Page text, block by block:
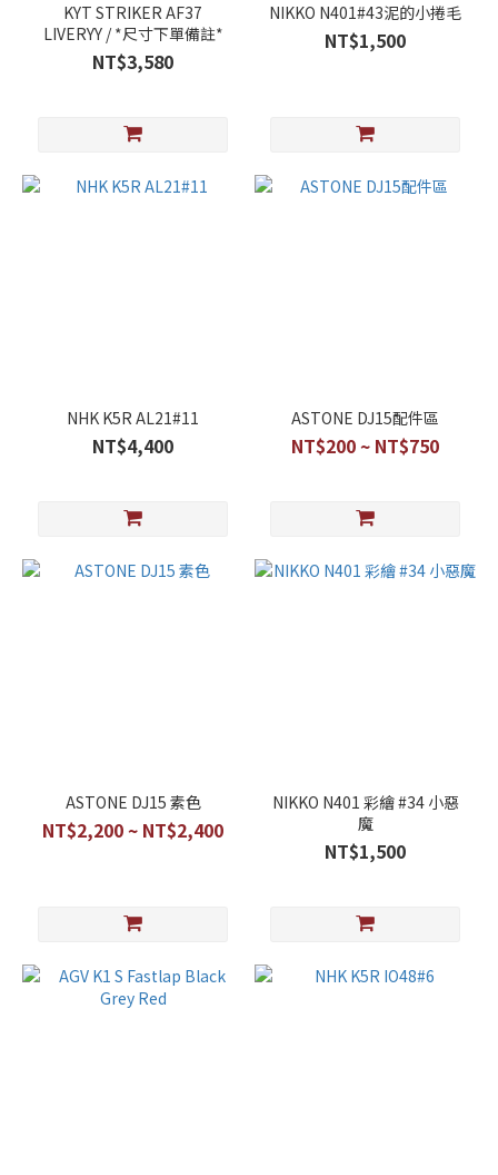
KYT STRIKER AF37
LIVERYY / *尺寸下單備註*
NT$3,580
NIKKO N401#43泥的小捲毛
NT$1,500
NHK K5R AL21#11
NT$4,400
ASTONE DJ15配件區
NT$200 ~ NT$750
ASTONE DJ15 素色
NT$2,200 ~ NT$2,400
NIKKO N401 彩繪 #34 小惡
魔
NT$1,500